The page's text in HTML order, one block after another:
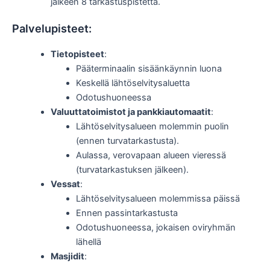
Palvelupisteet:
Tietopisteet:
Pääterminaalin sisäänkäynnin luona
Keskellä lähtöselvitysaluetta
Odotushuoneessa
Valuuttatoimistot ja pankkiautomaatit:
Lähtöselvitysalueen molemmin puolin
(ennen turvatarkastusta).
Aulassa, verovapaan alueen vieressä
(turvatarkastuksen jälkeen).
Vessat:
Lähtöselvitysalueen molemmissa päissä
Ennen passintarkastusta
Odotushuoneessa, jokaisen oviryhmän
lähellä
Masjidit: